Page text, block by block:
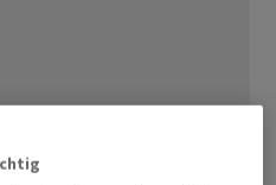
das bestmögliche